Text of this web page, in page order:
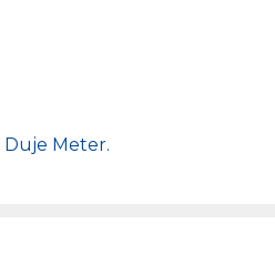
Duje Meter.